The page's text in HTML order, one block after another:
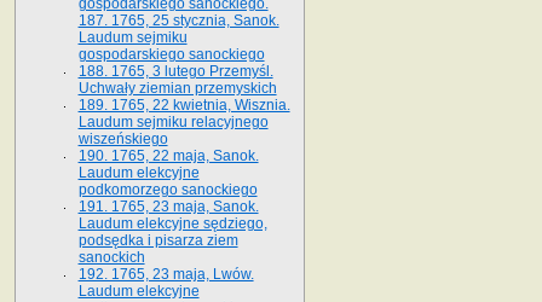
gospodarskiego sanockiego.
187. 1765, 25 stycznia, Sanok.
Laudum sejmiku
gospodarskiego sanockiego
188. 1765, 3 lutego Przemyśl.
Uchwały ziemian przemyskich
189. 1765, 22 kwietnia, Wisznia.
Laudum sejmiku relacyjnego
wiszeńskiego
190. 1765, 22 maja, Sanok.
Laudum elekcyjne
podkomorzego sanockiego
191. 1765, 23 maja, Sanok.
Laudum elekcyjne sędziego,
podsędka i pisarza ziem
sanockich
192. 1765, 23 maja, Lwów.
Laudum elekcyjne